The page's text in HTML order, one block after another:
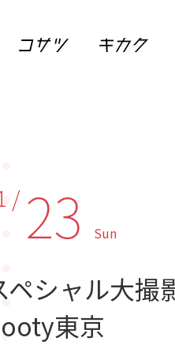
/ 23 Sun
ペシャル大撮
東京